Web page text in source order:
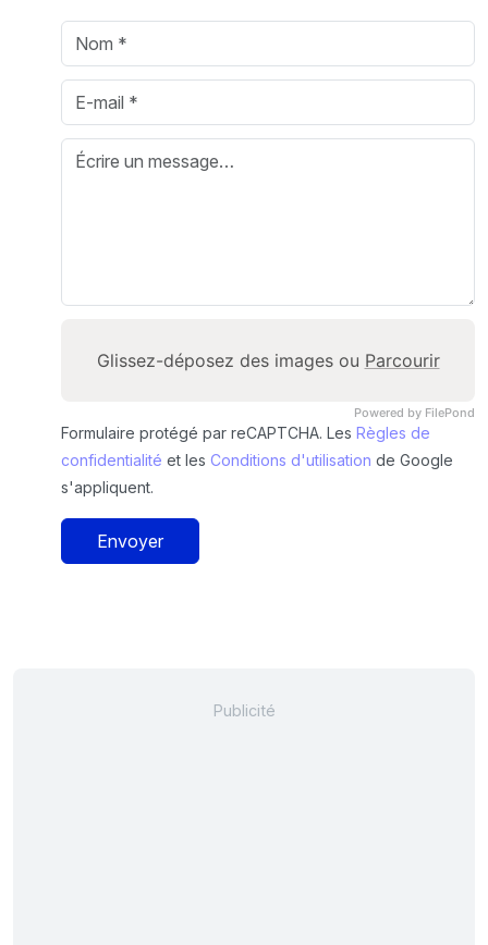
Powered by FilePond
Glissez-déposez des images ou Parcourir
Formulaire protégé par reCAPTCHA. Les Règles de
confidentialité et les Conditions d'utilisation de Google
s'appliquent.
Envoyer